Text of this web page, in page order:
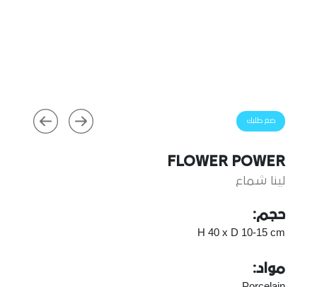
ضع طلبك
FLOWER POWER
لينا شماع
حجم:
H 40 x D 10-15 cm
مواد: